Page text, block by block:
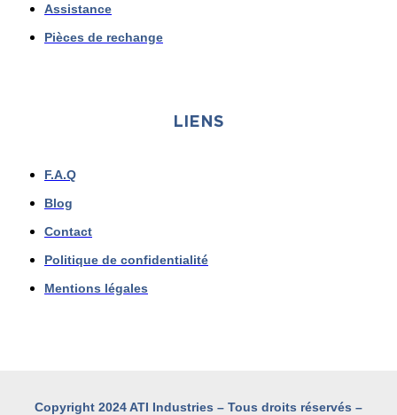
Assistance
Pièces de rechange
LIENS
F.A.Q
Blog
Contact
Politique de confidentialité
Mentions légales
Copyright 2024 ATI Industries – Tous droits réservés –